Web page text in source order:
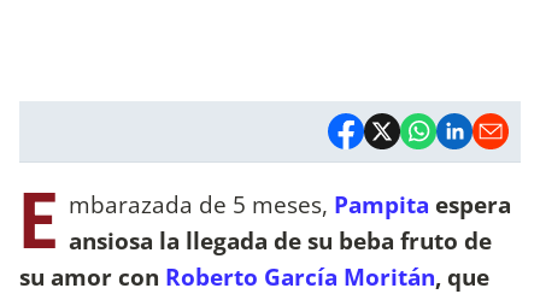
E mbarazada de 5 meses, Pampita espera
ansiosa la llegada de su beba fruto de
su amor con Roberto García Moritán, que